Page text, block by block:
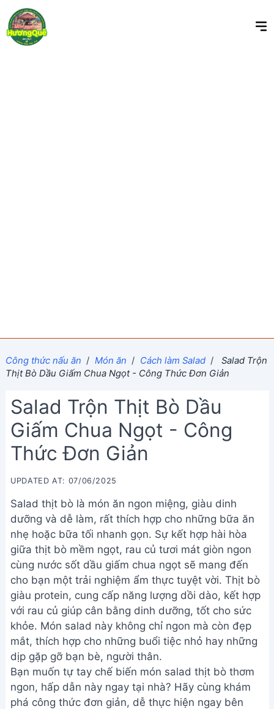
Công thức nấu ăn / Món ăn / Cách làm Salad /
Salad Trộn
Thịt Bò Dầu Giấm Chua Ngọt - Công Thức Đơn Giản
Salad Trộn Thịt Bò Dầu
Giấm Chua Ngọt - Công
Thức Đơn Giản
UPDATED AT: 07/06/2025
Salad thịt bò là món ăn ngon miệng, giàu dinh
dưỡng và dễ làm, rất thích hợp cho những bữa ăn
nhẹ hoặc bữa tối nhanh gọn. Sự kết hợp hài hòa
giữa thịt bò mềm ngọt, rau củ tươi mát giòn ngon
cùng nước sốt dầu giấm chua ngọt sẽ mang đến
cho bạn một trải nghiệm ẩm thực tuyệt vời. Thịt bò
giàu protein, cung cấp năng lượng dồi dào, kết hợp
với rau củ giúp cân bằng dinh dưỡng, tốt cho sức
khỏe. Món salad này không chỉ ngon mà còn đẹp
mắt, thích hợp cho những buổi tiệc nhỏ hay những
dịp gặp gỡ bạn bè, người thân.
Bạn muốn tự tay chế biến món salad thịt bò thơm
ngon, hấp dẫn này ngay tại nhà? Hãy cùng khám
phá công thức đơn giản, dễ thực hiện ngay bên